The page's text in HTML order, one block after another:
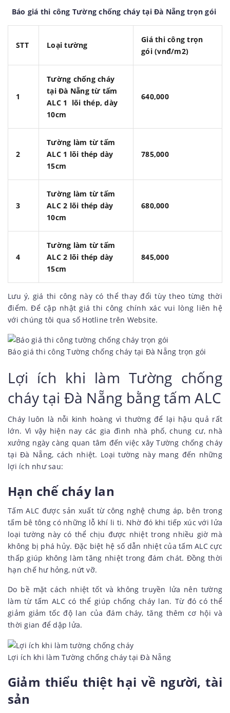
Báo giá thi công Tường chống cháy tại Đà Nẵng trọn gói
STT Loại tường
Giá thi công trọn
gói (vnđ/m2)
1
Tường chống cháy
tại Đà Nẵng từ tấm
ALC 1 lõi thép, dày
10cm
640,000
2
Tường làm từ tấm
ALC 1 lõi thép dày
15cm
785,000
3
Tường làm từ tấm
ALC 2 lõi thép dày
10cm
680,000
4
Tường làm từ tấm
ALC 2 lõi thép dày
15cm
845,000
Lưu ý, giá thi công này có thể thay đổi tùy theo từng thời
điểm. Để cập nhật giá thi công chính xác vui lòng liên hệ
với chúng tôi qua số Hotline trên Website.
Báo giá thi công Tường chống cháy tại Đà Nẵng trọn gói
Lợi ích khi làm Tường chống
cháy tại Đà Nẵng bằng tấm ALC
Cháy luôn là nỗi kinh hoàng vì thường để lại hậu quả rất
lớn. Vì vậy hiện nay các gia đình nhà phố, chung cư, nhà
xưởng ngày càng quan tâm đến việc xây Tường chống cháy
tại Đà Nẵng, cách nhiệt. Loại tường này mang đến những
lợi ích như sau:
Hạn chế cháy lan
Tấm ALC được sản xuất từ công nghệ chưng áp, bên trong
tấm bê tông có những lỗ khí li ti. Nhờ đó khi tiếp xúc với lửa
loại tường này có thể chịu được nhiệt trong nhiều giờ mà
không bị phá hủy. Đặc biệt hệ số dẫn nhiệt của tấm ALC cực
thấp giúp không làm tăng nhiệt trong đám chát. Đồng thời
hạn chế hư hỏng, nứt vỡ.
Do bề mặt cách nhiệt tốt và không truyền lửa nên tường
làm từ tấm ALC có thể giúp chống cháy lan. Từ đó có thể
giảm giảm tốc độ lan của đám cháy, tăng thêm cơ hội và
thời gian để dập lửa.
Lợi ích khi làm Tường chống cháy tại Đà Nẵng
Giảm thiểu thiệt hại về người, tài
sản